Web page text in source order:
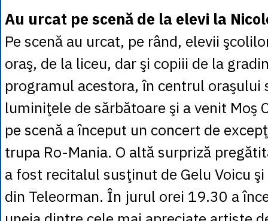
Au urcat pe scenă de la elevi la
Pe scenă au urcat, pe rând, elevii
oraş, de la liceu, dar şi copiii de la
programul acestora, în centrul oraşului
luminiţele de sărbătoare şi a venit Moş
pe scenă a început un concert de
trupa Ro-Mania. O altă surpriză
a fost recitalul susţinut de Gelu Voicu
din Teleorman. În jurul orei 19.30 a